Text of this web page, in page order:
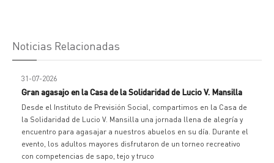
Noticias Relacionadas
31-07-2026
Gran agasajo en la Casa de la Solidaridad de Lucio V. Mansilla
Desde el Instituto de Previsión Social, compartimos en la Casa de
la Solidaridad de Lucio V. Mansilla una jornada llena de alegría y
encuentro para agasajar a nuestros abuelos en su día. Durante el
evento, los adultos mayores disfrutaron de un torneo recreativo
con competencias de sapo, tejo y truco